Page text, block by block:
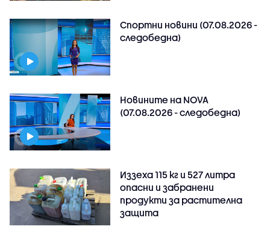
Спортни новини (07.08.2026 -
следобедна)
Новините на NOVA
(07.08.2026 - следобедна)
Иззеха 115 кг и 527 литра
опасни и забранени
продукти за растителна
защита